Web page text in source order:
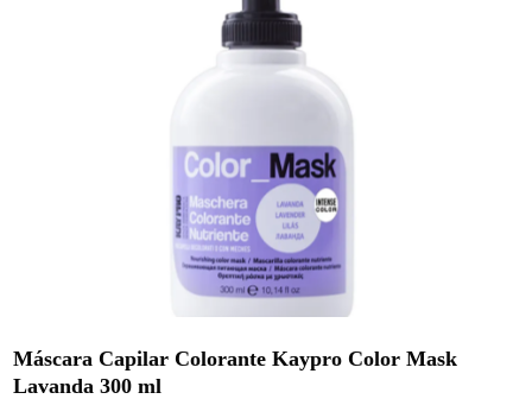
Máscara Capilar Colorante Kaypro Color Mask
Lavanda 300 ml